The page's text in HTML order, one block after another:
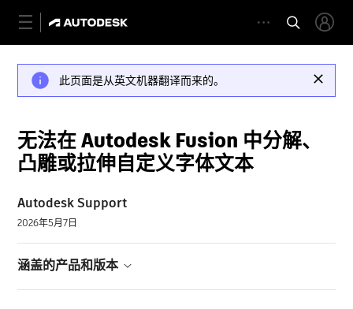
此页面是从英文机器翻译而来的。
无法在 Autodesk Fusion 中分解、
凸雕或拉伸自定义字体文本
Autodesk Support
2026年5月7日
涵盖的产品和版本